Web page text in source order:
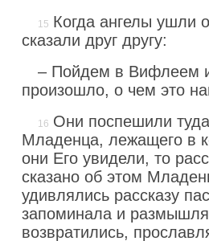
Когда ангелы ушли
сказали друг другу:
– Пойдем в Вифлеем
произошло, о чем это
Они поспешили
Младенца, лежащего в
они Его увидели, то
сказано об этом
удивлялись рассказу
запоминала и
возвратились,